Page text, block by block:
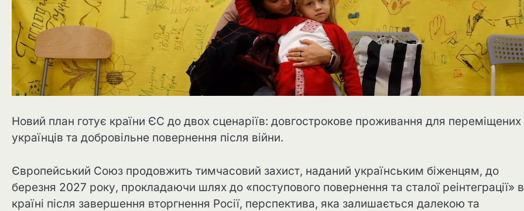
Новий план готує країни ЄС до двох сценаріїв: довгострокове проживання для переміщених
українців та добровільне повернення після війни.
Європейський Союз продовжить тимчасовий захист, наданий українським біженцям, до
березня 2027 року, прокладаючи шлях до «поступового повернення та сталої реінтеграції» в
країні після завершення вторгнення Росії, перспектива, яка залишається далекою та